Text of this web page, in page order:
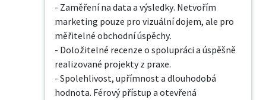
- Zaměření na data a výsledky. Netvořím
marketing pouze pro vizuální dojem, ale pro
měřitelné obchodní úspěchy.
- Doložitelné recenze o spolupráci a úspěšně
realizované projekty z praxe.
- Spolehlivost, upřímnost a dlouhodobá
hodnota. Férový přístup a otevřená